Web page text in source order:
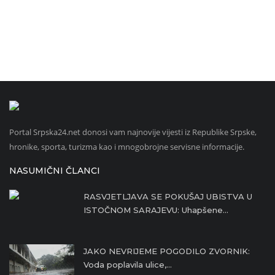
Portal Srpska24.net donosi vam najnovije vijesti iz Republike Srpske,
hronike, sporta, turizma kao i mnogobrojne servisne informacije.
NASUMIČNI ČLANCI
RASVJETLJAVA SE POKUŠAJ UBISTVA U
ISTOČNOM SARAJEVU: Uhapšene...
JAKO NEVRIJEME POGODILO ZVORNIK:
Voda poplavila ulice,...